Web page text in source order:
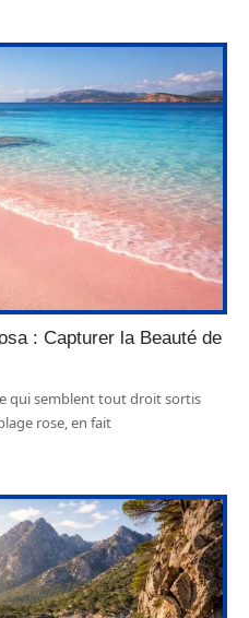
: Capturer la Beauté de
qui semblent tout droit sortis
rose, en fait